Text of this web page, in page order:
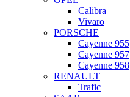
Calibra
Vivaro
PORSCHE
Cayenne 955
Cayenne 957
Cayenne 958
RENAULT
Trafic